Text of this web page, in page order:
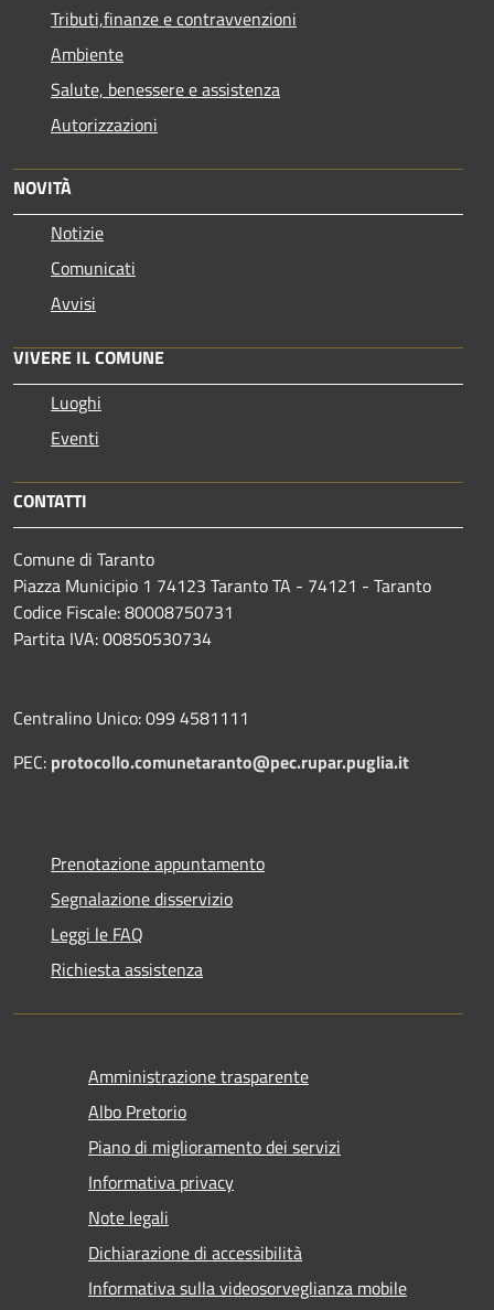
Tributi,finanze e contravvenzioni
Ambiente
Salute, benessere e assistenza
Autorizzazioni
NOVITÀ
Notizie
Comunicati
Avvisi
VIVERE IL COMUNE
Luoghi
Eventi
CONTATTI
Comune di Taranto
Piazza Municipio 1 74123 Taranto TA - 74121 - Taranto
Codice Fiscale: 80008750731
Partita IVA: 00850530734
Centralino Unico: 099 4581111
PEC: protocollo.comunetaranto@pec.rupar.puglia.it
Prenotazione appuntamento
Segnalazione disservizio
Leggi le FAQ
Richiesta assistenza
Amministrazione trasparente
Albo Pretorio
Piano di miglioramento dei servizi
Informativa privacy
Note legali
Dichiarazione di accessibilità
Informativa sulla videosorveglianza mobile